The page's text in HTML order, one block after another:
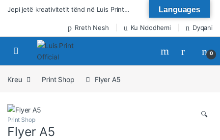
Kalo te lundrimi
Kalo tek përmbajtja
Jepi jetë kreativitetit tënd në Luis Print…
Rreth Nesh Ku Ndodhemi Dyqani
0
Kreu Print Shop Flyer A5
🔍
Print Shop
Flyer A5
Languages